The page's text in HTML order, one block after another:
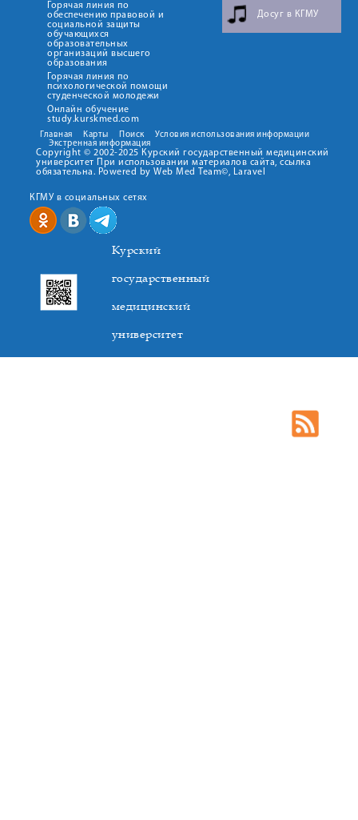
Горячая линия по
обеспечению правовой и
социальной защиты
обучающихся
образовательных
организаций высшего
образования
Горячая линия по
психологической помощи
студенческой молодежи
Онлайн обучение
study.kurskmed.com
Досуг в КГМУ
Главная Карты Поиск
Условия использования информации
Экстренная информация
Copyright © 2002-2025 Курский государственный медицинский
университет При использовании материалов сайта, ссылка
обязательна. Powered by Web Med Team©, Laravel
КГМУ в социальных сетях
Курский
государственный
медицинский
университет